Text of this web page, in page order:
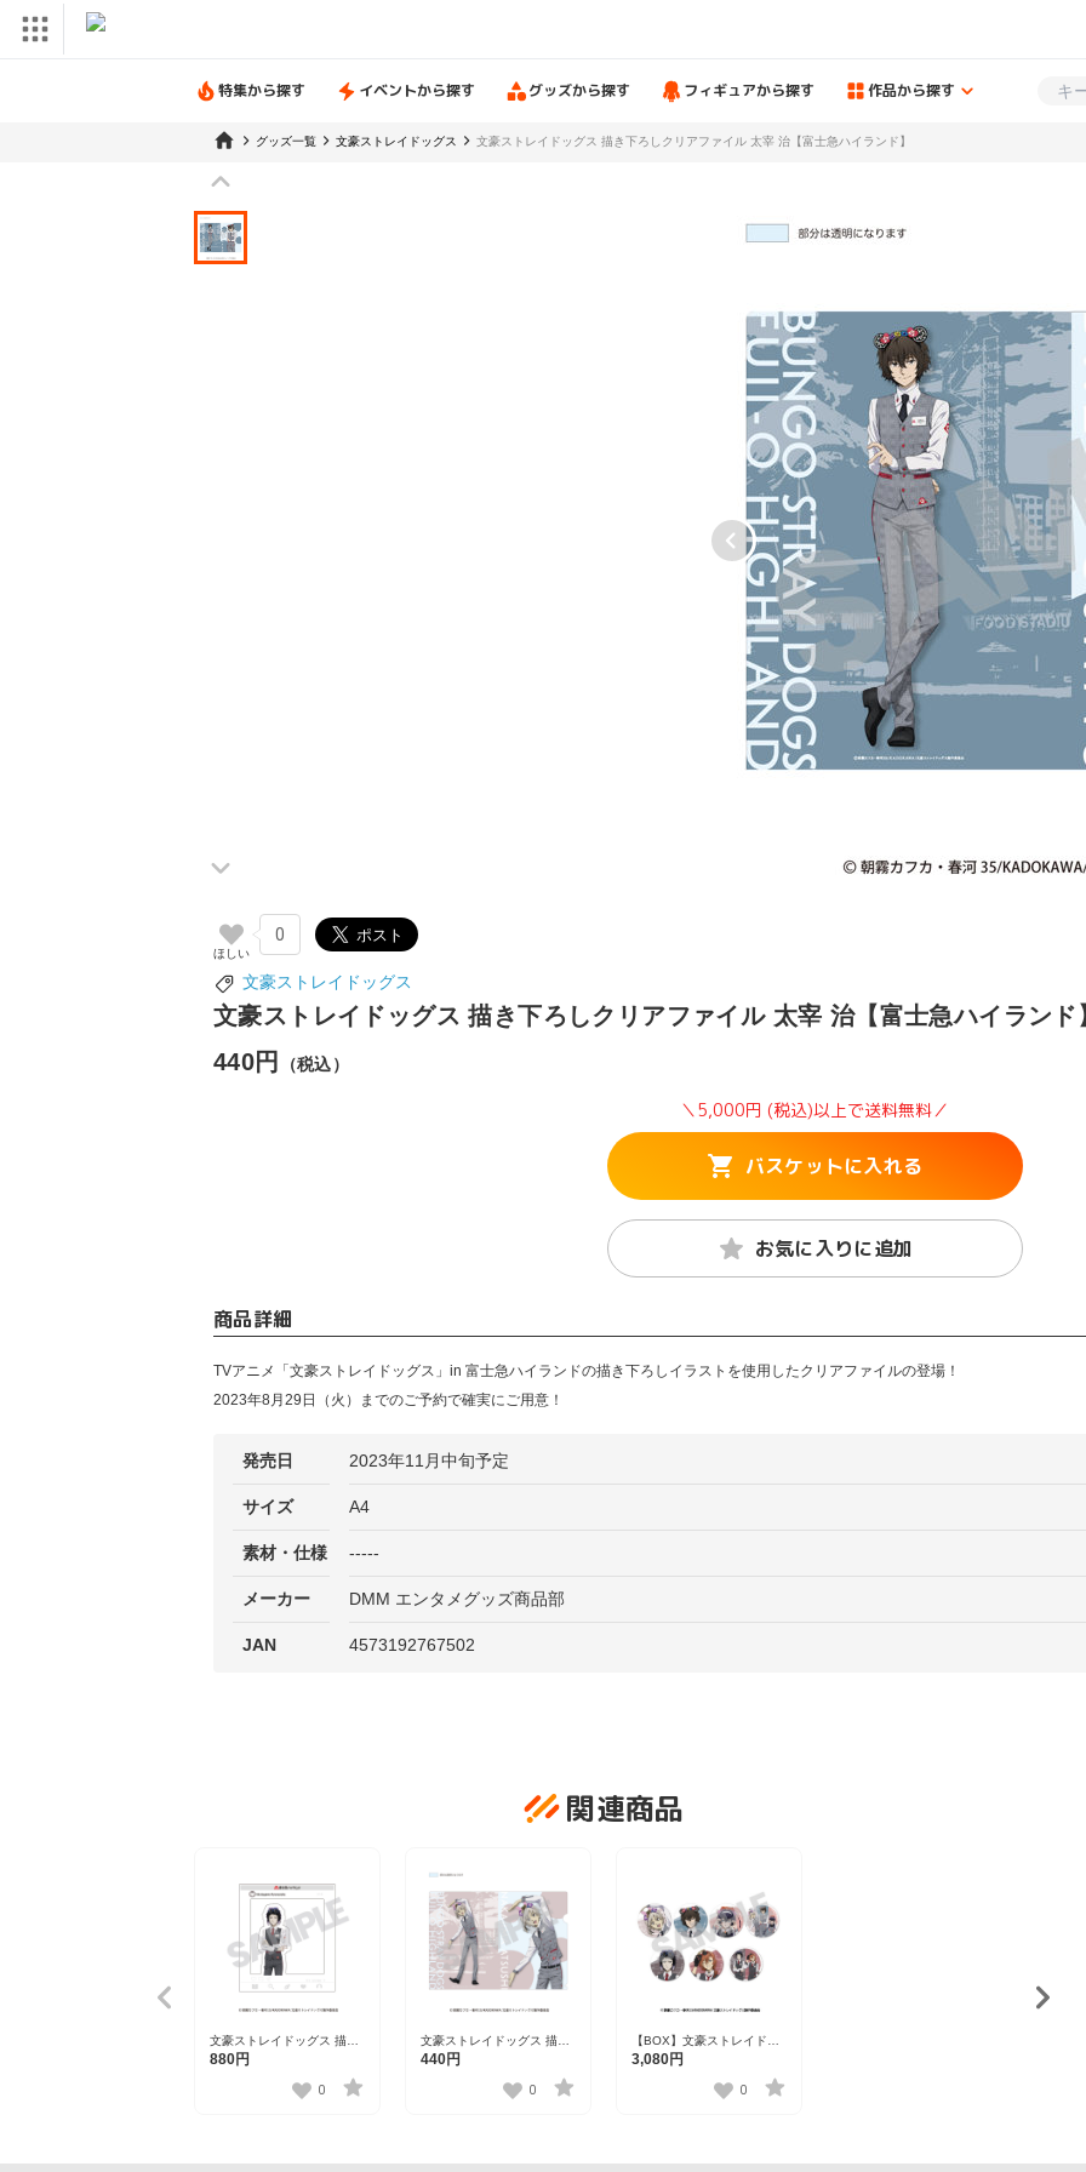
特集から探す イベントから探す グッズから探す フィギュアから探す 作品から探す
グッズ一覧 文豪ストレイドッグス 文豪ストレイドッグス 描き下ろしクリアファイル 太宰 治【富士急ハイランド】
0
文豪ストレイドッグス
文豪ストレイドッグス 描き下ろしクリアファイル 太宰 治【富士急ハイランド
440円
（税込）
＼5,000円 (税込)以上で送料無料／
バスケットに入れる
お気に入りに追加
商品詳細
TVアニメ「文豪ストレイドッグス」in 富士急ハイランドの描き下ろしイラストを使用したクリアファイルの登場！
2023年8月29日（火）までのご予約で確実にご用意！
発売日 2023年11月中旬予定
サイズ A4
素材・仕様 -----
メーカー DMM エンタメグッズ商品部
JAN 4573192767502
関連商品
文豪ストレイドッグス 描き
下ろしおでかけクリアフレ
880円
0
文豪ストレイドッグス 描き
下ろしクリアファイル 中島
440円
0
【BOX】文豪ストレイドッ
グス トレーディング描き下
急ハイランド】
3,080円
0